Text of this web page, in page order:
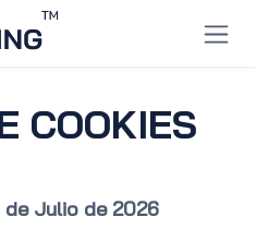
COOKIES
de Julio de 2026